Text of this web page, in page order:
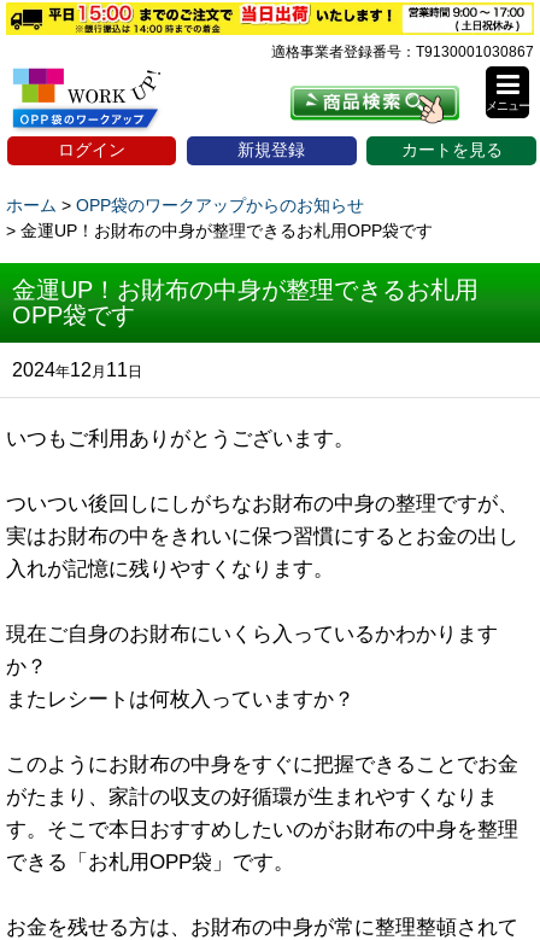
適格事業者登録番号：T9130001030867
ログイン 新規登録 カートを見る
メニュー
ホーム > OPP袋のワークアップからのお知らせ
> 金運UP！お財布の中身が整理できるお札用OPP袋です
金運UP！お財布の中身が整理できるお札用
OPP袋です
2024年12 月 11 日
いつもご利用ありがとうございます。
ついつい後回しにしがちなお財布の中身の整理ですが、
実はお財布の中をきれいに保つ習慣にするとお金の出し
入れが記憶に残りやすくなります。
現在ご自身のお財布にいくら入っているかわかります
か？
またレシートは何枚入っていますか？
このようにお財布の中身をすぐに把握できることでお金
がたまり、家計の収支の好循環が生まれやすくなりま
す。そこで本日おすすめしたいのがお財布の中身を整理
できる「お札用OPP袋」です。
お金を残せる方は、お財布の中身が常に整理整頓されて